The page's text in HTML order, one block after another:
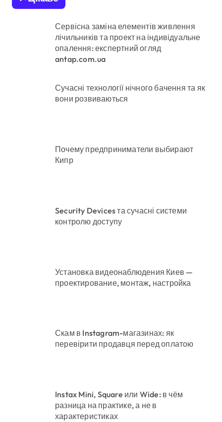
Сервісна заміна елементів живлення
лічильників та проект на індивідуальне
опалення: експертний огляд
antap.com.ua
Сучасні технології нічного бачення та як
вони розвиваються
Почему предприниматели выбирают
Кипр
Security Devices та сучасні системи
контролю доступу
Установка видеонаблюдения Киев —
проектирование, монтаж, настройка
Скам в Instagram-магазинах: як
перевірити продавця перед оплатою
Instax Mini, Square или Wide: в чём
разница на практике, а не в
характеристиках